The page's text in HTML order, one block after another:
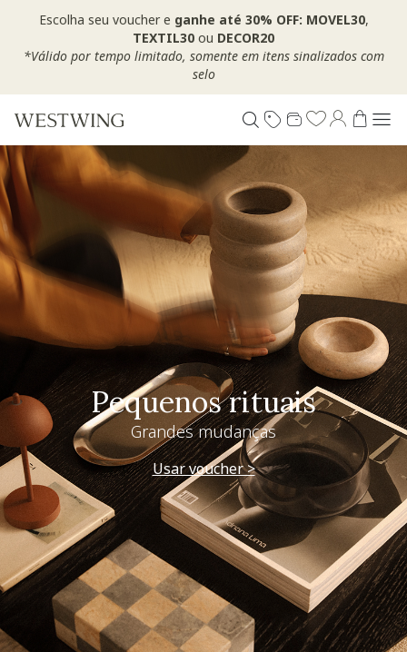
Escolha seu voucher e ganhe até 30% OFF: MOVEL30,
TEXTIL30 ou DECOR20
*Válido por tempo limitado, somente em itens sinalizados com
selo
Pequenos rituais
Grandes mudanças
Usar voucher >